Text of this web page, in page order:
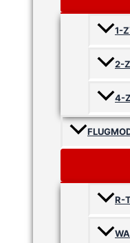
1-
2-
4-
R-